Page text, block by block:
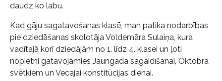
daudz ko labu.
Kad gāju sagatavošanas klasē, man patika nodarbības
pie dziedāšanas skolotāja Voldemāra Sulaiņa, kura
vadītajā korī dziedājām no 1. līdz 4. klasei un ļoti
nopietni gatavojāmies Jaungada sagaidīšanai, Oktobra
svētkiem un Vecajai konstitūcijas dienai.